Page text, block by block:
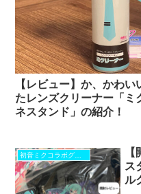
【レビュー】か、かわ
たレンズクリーナー「ミ
ネスタンド」の紹介！
初音ミクコラボグッズ
ス
ル